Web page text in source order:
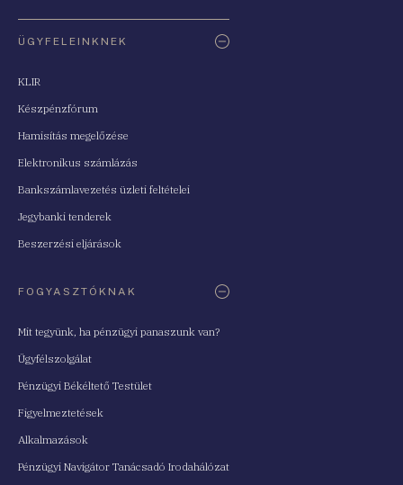
ÜGYFELEINKNEK
KLIR
Készpénzfórum
Hamisítás megelőzése
Elektronikus számlázás
Bankszámlavezetés üzleti feltételei
Jegybanki tenderek
Beszerzési eljárások
FOGYASZTÓKNAK
Mit tegyünk, ha pénzügyi panaszunk van?
Ügyfélszolgálat
Pénzügyi Békéltető Testület
Figyelmeztetések
Alkalmazások
Pénzügyi Navigátor Tanácsadó Irodahálózat